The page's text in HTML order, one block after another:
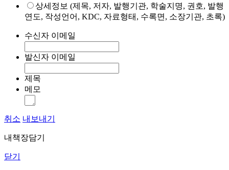
상세정보 (제목, 저자, 발행기관, 학술지명, 권호, 발행
연도, 작성언어, KDC, 자료형태, 수록면, 소장기관, 초록)
수신자 이메일
발신자 이메일
제목
메모
취소 내보내기
내책장담기
닫기